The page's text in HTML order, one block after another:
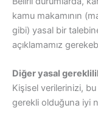
kamu makamının
gibi) yasal bir
açıklamamız
Diğer yasal
Kişisel verilerinizi,
gerekli olduğuna iyi